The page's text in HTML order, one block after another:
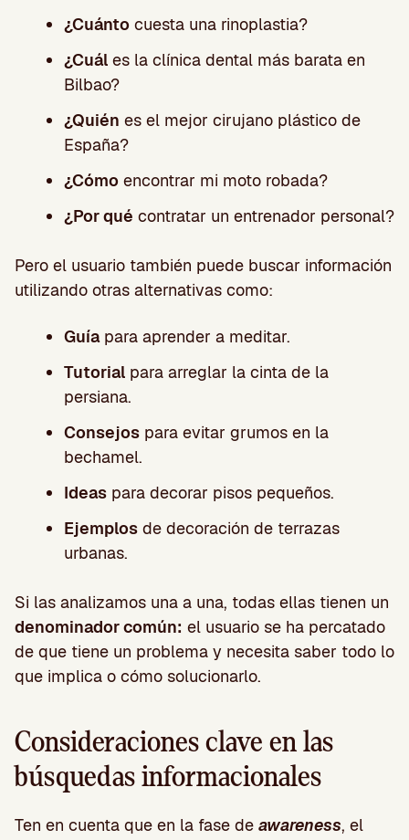
¿Cuánto cuesta una rinoplastia?
¿Cuál es la clínica dental más barata en
Bilbao?
¿Quién es el mejor cirujano plástico de
España?
¿Cómo encontrar mi moto robada?
¿Por qué contratar un entrenador personal?
Pero el usuario también puede buscar información
utilizando otras alternativas como:
Guíapara aprender a meditar.
Tutorial para arreglar la cinta de la
persiana.
Consejos para evitar grumos en la
bechamel.
Ideas para decorar pisos pequeños.
Ejemplos de decoración de terrazas
urbanas.
Si las analizamos una a una, todas ellas tienen un
denominador común: el usuario se ha percatado
de que tiene un problema y necesita saber todo lo
que implica o cómo solucionarlo.
Consideraciones clave en las
búsquedas informacionales
Ten en cuenta que en la fase de awareness, el